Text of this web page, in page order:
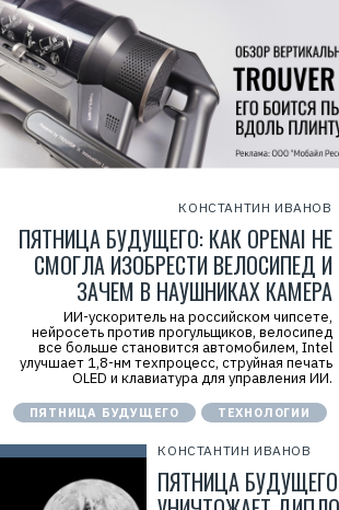
КОНСТАНТИН ИВАНОВ
ПЯТНИЦА БУДУЩЕГО: КАК OPENAI НЕ
СМОГЛА ИЗОБРЕСТИ ВЕЛОСИПЕД И
ЗАЧЕМ В НАУШНИКАХ КАМЕРА
ИИ-ускоритель на российском чипсете,
нейросеть против прогульщиков, велосипед
все больше становится автомобилем, Intel
улучшает 1,8-нм техпроцесс, струйная печать
OLED и клавиатура для управления ИИ.
ПЯТНИЦА БУДУЩЕГО ТЕХНОЛОГИИ
КОНСТАНТИН ИВАНОВ
ПЯТНИЦА